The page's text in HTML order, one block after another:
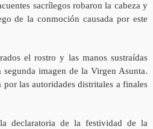
sacrílegos robaron la cabeza y
de la conmoción causada por este
el rostro y las manos sustraídas
segunda imagen de la Virgen Asunta.
las autoridades distritales a finales
declaratoria de la festividad de la